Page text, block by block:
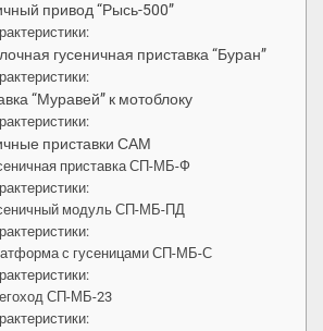
привод “Рысь-500”
гусеничная приставка “Буран”
“Муравей” к мотоблоку
приставки САМ
приставка СП-МБ-Ф
модуль СП-МБ-ПД
с гусеницами СП-МБ-С
СП-МБ-23